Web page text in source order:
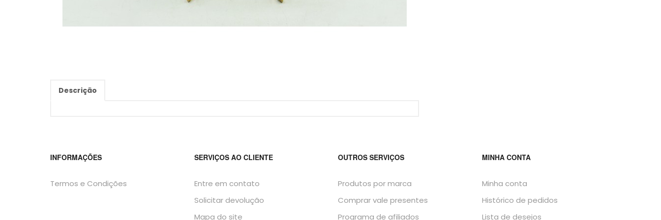
Descrição
INFORMAÇÕES
Termos e Condições
SERVIÇOS AO CLIENTE
Entre em contato
Solicitar devolução
Mapa do site
OUTROS SERVIÇOS
Produtos por marca
Comprar vale presentes
Programa de afiliados
MINHA CONTA
Minha conta
Histórico de pedidos
Lista de desejos